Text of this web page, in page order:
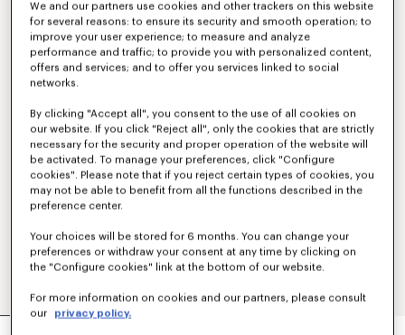
We and our partners use cookies and other trackers on this website
for several reasons: to ensure its security and smooth operation; to
improve your user experience; to measure and analyze
performance and traffic; to provide you with personalized content,
offers and services; and to offer you services linked to social
networks.
By clicking "Accept all", you consent to the use of all cookies on
our website. If you click "Reject all", only the cookies that are strictly
necessary for the security and proper operation of the website will
be activated. To manage your preferences, click "Configure
cookies". Please note that if you reject certain types of cookies, you
may not be able to benefit from all the functions described in the
preference center.
Your choices will be stored for 6 months. You can change your
preferences or withdraw your consent at any time by clicking on
the "Configure cookies" link at the bottom of our website.
For more information on cookies and our partners, please consult
our
privacy policy.